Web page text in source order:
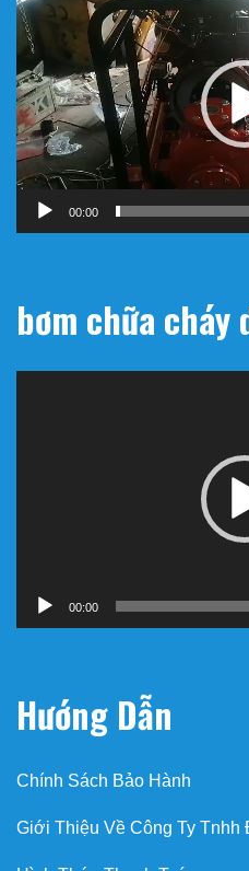
chơi
Video
00:00
bơm chữa cháy
00:00
Hướng Dẫn
Chính Sách Bảo Hành
Giới Thiệu Về Công Ty